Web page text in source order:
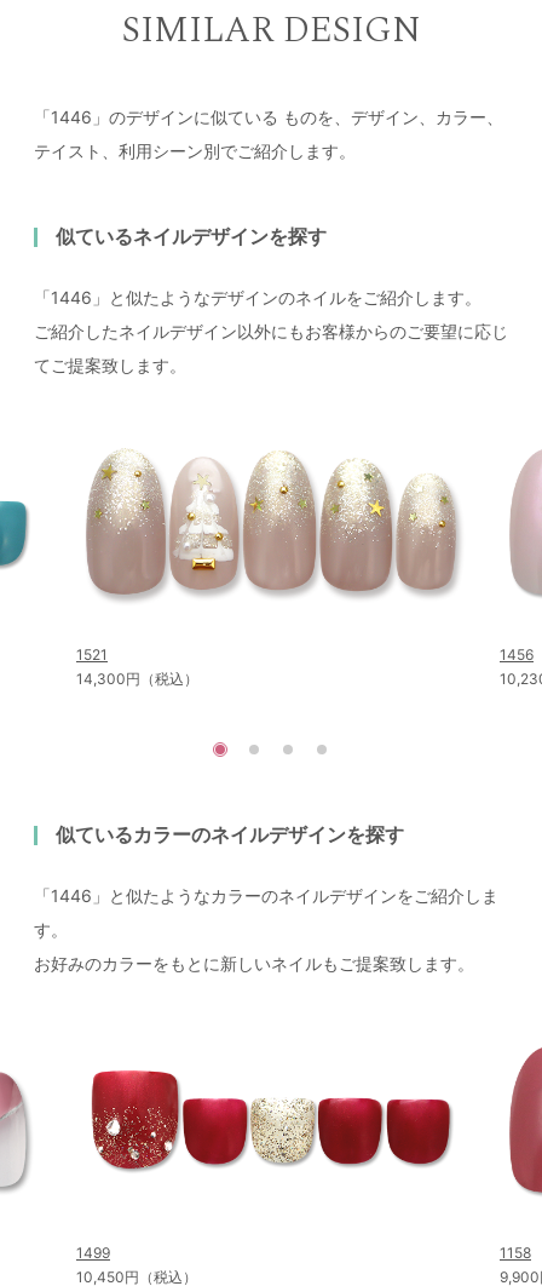
SIMILAR DESIGN
「1446」のデザインに似ている ものを、デザイン、カラー、
テイスト、利用シーン別でご紹介します。
似ているネイルデザインを探す
「1446」と似たようなデザインのネイルをご紹介します。
ご紹介したネイルデザイン以外にもお客様からのご要望に応じ
てご提案致します。
1521
14,300円（税込）
1456
似ているカラーのネイルデザインを探す
「1446」と似たようなカラーのネイルデザインをご紹介しま
す。
お好みのカラーをもとに新しいネイルもご提案致します。
1499
10,450円（税込）
1158
9,900